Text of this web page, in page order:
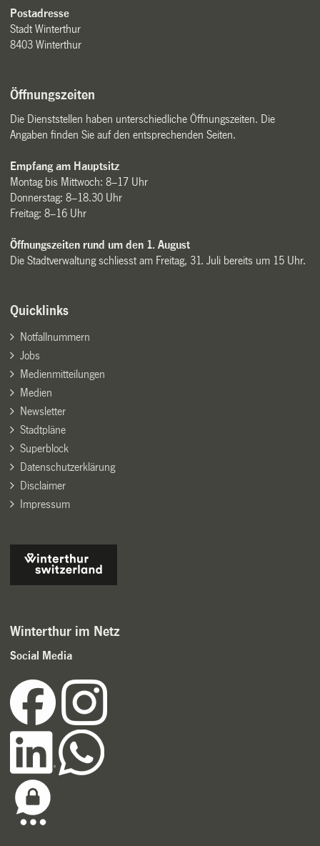
Postadresse
Stadt Winterthur
8403 Winterthur
Öffnungszeiten
Die Dienststellen haben unterschiedliche Öffnungszeiten. Die
Angaben finden Sie auf den entsprechenden Seiten.
Empfang am Hauptsitz
Montag bis Mittwoch: 8–17 Uhr
Donnerstag: 8–18.30 Uhr
Freitag: 8–16 Uhr
Öffnungszeiten rund um den 1. August
Die Stadtverwaltung schliesst am Freitag, 31. Juli bereits um 15 Uhr.
Quicklinks
Notfallnummern
Jobs
Medienmitteilungen
Medien
Newsletter
Stadtpläne
Superblock
Datenschutzerklärung
Disclaimer
Impressum
Winterthur im Netz
Social Media